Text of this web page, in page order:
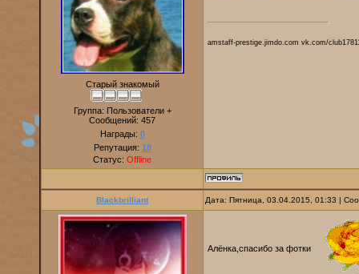
Старый знакомый
Группа: Пользователи +
Сообщений: 457
Награды: 0
Репутация: 18
Статус: Offline
amstaff-prestige.jimdo.com vk.com/
Blackbrilliant Дата: Пятница, 03.04.2015, 01:33 |
Алёнка,спасибо за фотки